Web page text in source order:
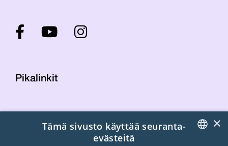
Pikalinkit
Laskutustiedot
×
Tämä sivusto käyttää seuranta-
evästeitä